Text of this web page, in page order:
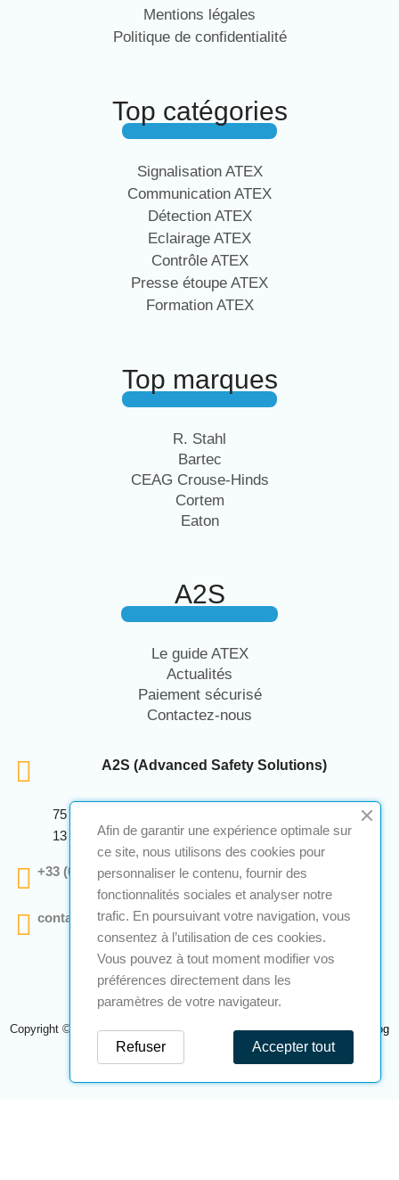
Mentions légales
Politique de confidentialité
Top catégories
Signalisation ATEX
Communication ATEX
Détection ATEX
Eclairage ATEX
Contrôle ATEX
Presse étoupe ATEX
Formation ATEX
Top marques
R. Stahl
Bartec
CEAG Crouse-Hinds
Cortem
Eaton
A2S
Le guide ATEX
Actualités
Paiement sécurisé
Contactez-nous
A2S (Advanced Safety Solutions)
75 Avenue Marcellin Berthelot Anthelios Bâtiment E
13 290 Aix En Provence
+33 (0)4 12 28 00 69
contact@a2s-atex.com
Copyright © 2026 A2S Atex. Tous droits réservés. Une réalisationNavilog
Afin de garantir une expérience optimale sur
ce site, nous utilisons des cookies pour
personnaliser le contenu, fournir des
fonctionnalités sociales et analyser notre
trafic. En poursuivant votre navigation, vous
consentez à l’utilisation de ces cookies.
Vous pouvez à tout moment modifier vos
préférences directement dans les
paramètres de votre navigateur.
Accepter tout
Refuser